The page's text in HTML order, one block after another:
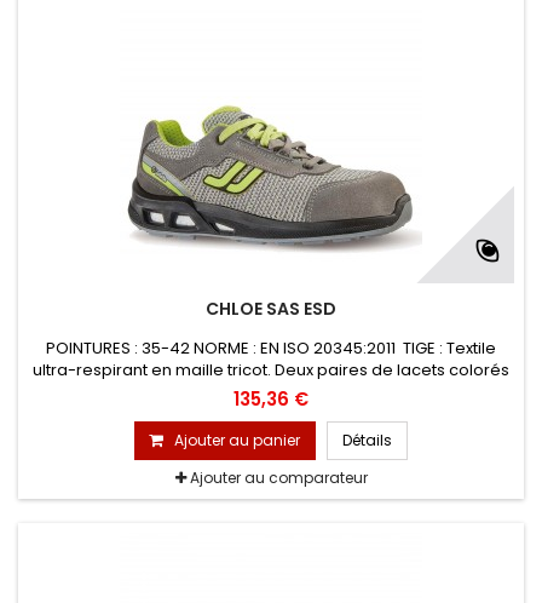
CHLOE SAS ESD
POINTURES : 35-42 NORME : EN ISO 20345:2011 TIGE : Textile
ultra-respirant en maille tricot. Deux paires de lacets colorés
interchangeables. DOUBLURE : en maille 3D, à structure
avéolée, améliore la ventilation périphérique du pied et
sèche rapidement EMBOUT : PREM-Alu en aluminium 200 J
135,36 €
Ajouter au panier
Détails
Ajouter au comparateur